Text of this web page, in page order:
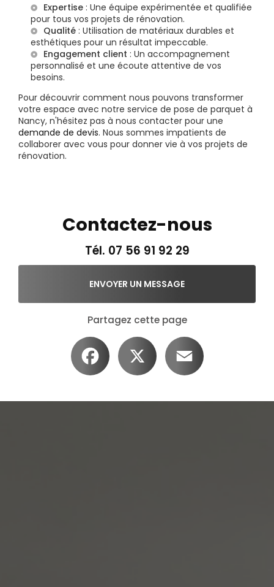
Expertise : Une équipe expérimentée et qualifiée
pour tous vos projets de rénovation.
Qualité : Utilisation de matériaux durables et
esthétiques pour un résultat impeccable.
Engagement client : Un accompagnement
personnalisé et une écoute attentive de vos
besoins.
Pour découvrir comment nous pouvons transformer
votre espace avec notre service de pose de parquet à
Nancy, n'hésitez pas à nous contacter pour une
demande de devis. Nous sommes impatients de
collaborer avec vous pour donner vie à vos projets de
rénovation.
Contactez-nous
Tél. 07 56 91 92 29
ENVOYER UN MESSAGE
Partagez cette page
Facebook